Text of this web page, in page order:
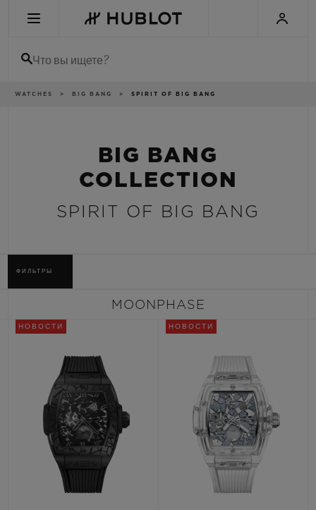
Что вы ищете?
Breadcrumb
WATCHES BIG BANG SPIRIT OF BIG BANG
BIG BANG
COLLECTION
SPIRIT OF BIG BANG
ФИЛЬТРЫ
MOONPHASE
НОВОСТИ НОВОСТИ
КОНТАКТЫ